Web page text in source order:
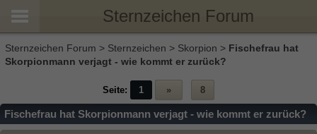
Sternzeichen Forum
Sternzeichen Forum > Sternzeichen > Skorpion > Fischefrau hat
Skorpionmann verjagt - wie kommt er zurück?
Seite: 1 » 8
Fischefrau hat Skorpionmann verjagt - wie kommt er zurück?